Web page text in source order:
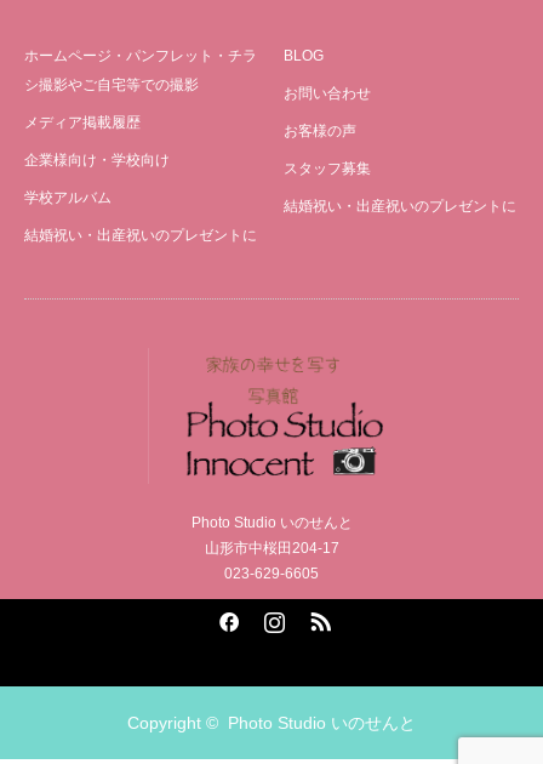
ホームページ・パンフレット・チラ
シ撮影やご自宅等での撮影
メディア掲載履歴
企業様向け・学校向け
学校アルバム
結婚祝い・出産祝いのプレゼントに
BLOG
お問い合わせ
お客様の声
スタッフ募集
結婚祝い・出産祝いのプレゼントに
Photo Studio いのせんと
山形市中桜田204-17
023-629-6605
Copyright © Photo Studio いのせんと